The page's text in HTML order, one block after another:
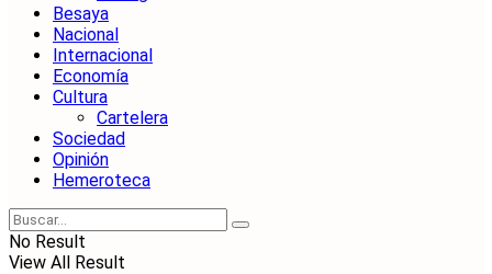
Besaya
Nacional
Internacional
Economía
Cultura
Cartelera
Sociedad
Opinión
Hemeroteca
No Result
View All Result